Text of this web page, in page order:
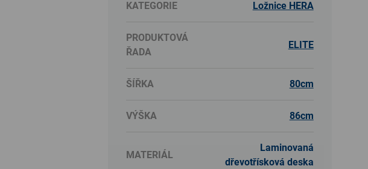
KATEGORIE Ložnice HERA
PRODUKTOVÁ
ŘADA
ELITE
ŠÍŘKA 80cm
VÝŠKA 86cm
MATERIÁL
Laminovaná
dřevotřísková deska